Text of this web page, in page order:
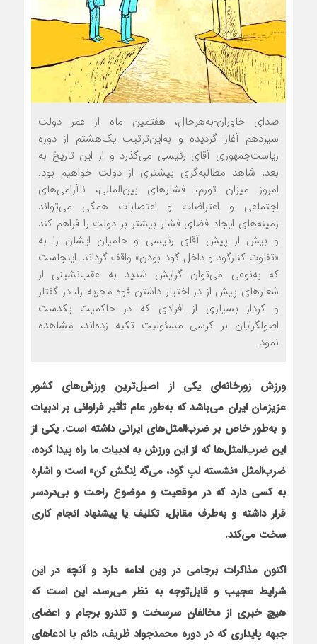
صدای خاوران-به‌هرحال، هفتمین ماه از عمر دولت
سیزدهم آغاز گردیده و به‌این‌ترتیب یک‌هشتم از دوره
ریاست‌جمهوری آقای رئیسی می‌گذرد و از این تاریخ به
بعد، شاهد مطالبه‌گری بیشتری از دولت خواهیم بود.
امروز میزان تورم، فشارهای بین‌المللی، ناآرامی‌های
اجتماعی و اعتراضات و اعتصابات همگی می‌تواند
زمینه‌های ایجاد فضای فشار بیشتر بر دولت را فراهم کند
و بیش از پیش آقای رئیسی و حامیان ایشان را به
«تفاوت کنارگود و داخل گود بودن» واقف گرداند. اینجاست
که به‌نوعی می‌توان گرایش شدید به عقب‌نشینی از
شعارهای پیش از در اختیار داشتن قوه مجریه را، در گفتار
و کردار بسیاری از افرادی که در حاکمیت یکدست
اصولگرایان بر کرسی مسئولیت تکیه زده‌اند، مشاهده
نمود.
ورزش زورخانه‌ای یکی از اصیل‌ترین ورزش‌های کشور
عزیزمان ایران می‌باشد که به‌طور عام تأثیر فراوانی بر ادبیات
و به‌طور خاص بر ضرب‌المثل‌های ایرانی داشته است. یکی از
این ضرب‌المثل‌ها که از این ورزش به ادبیات ما راه پیدا کرده،
ضرب‌المثل «نشسته لبِ گود، می‌گه لِنگش کن» است و اشاره
به کسی دارد که در موقعیت و موضوع راحت و بی‌دردسر
قرار داشته و به‌طرف مقابل، تکلیف یا پیشنهاد انجام کاری
سخت می‌کند.
اکنون مذاکرات برجامی در وین ادامه دارد و آنچه در این
شرایط عجیب و قابل‌توجه به نظر می‌رسد، این است که
هیچ خبری از مخالفان سرسخت و تندرو برجام و اعضای
جبهه پایداری که در دوره محمدجواد ظریف، دائم با ادعاهای